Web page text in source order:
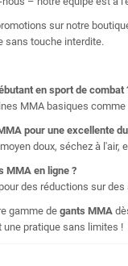
sur notre
sans touche interdite.
ensport de combat
MMA basiques
pour une excellente
doux, séchez à
MMA en ligne?
des réductions sur
gamme degants MMA
pratique sans limites !